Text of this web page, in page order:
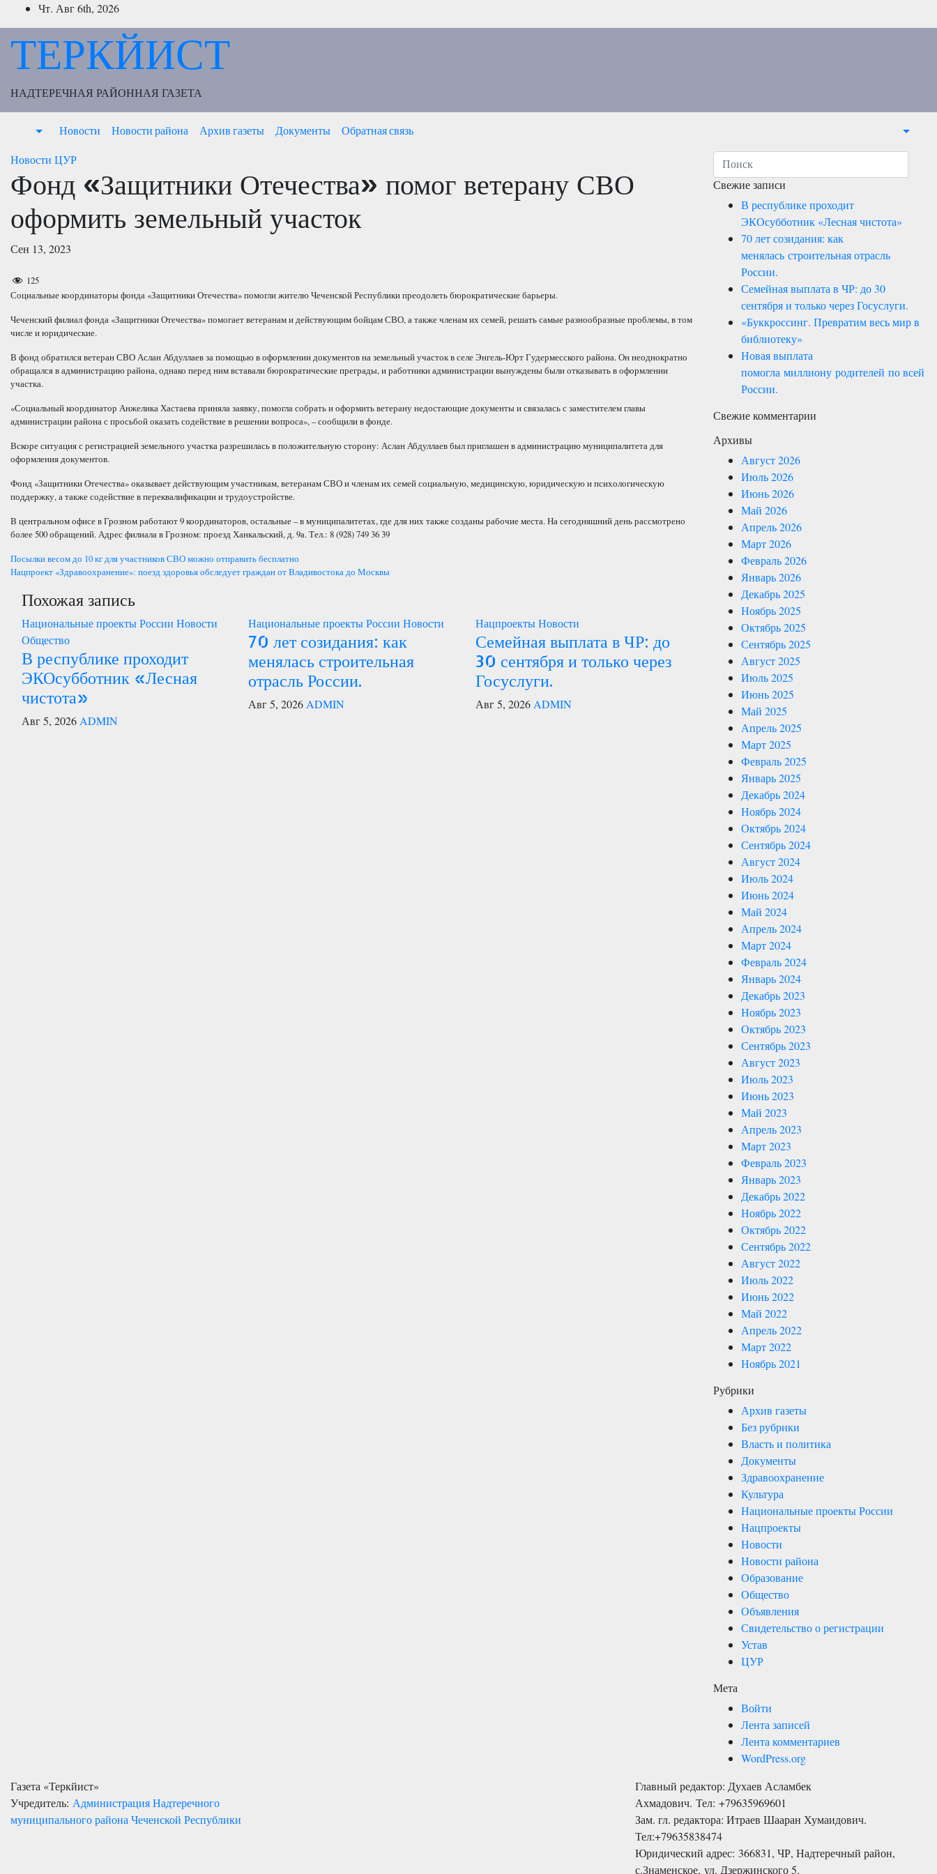
Перейти
содержимому
Чт. Авг 6th, 2026
ТЕРКЙИСТ
НАДТЕРЕЧНАЯ РАЙОННАЯ ГАЗЕТА
Новости Новости района Архив газеты Документы Обратная связь
Новости ЦУР
Фонд «Защитники Отечества» помог ветерану СВО
оформить земельный участок
Сен 13, 2023
125
Социальные координаторы фонда «Защитники Отечества» помогли жителю Чеченской Республики преодолеть бюрократические барьеры.
Чеченский филиал фонда «Защитники Отечества» помогает ветеранам и действующим бойцам СВО, а также членам их семей, решать самые разнообразные проблемы, в том
числе и юридические.
В фонд обратился ветеран СВО Аслан Абдуллаев за помощью в оформлении документов на земельный участок в селе Энгель-Юрт Гудермесского района. Он неоднократно
обращался в администрацию района, однако перед ним вставали бюрократические преграды, и работники администрации вынуждены были отказывать в оформлении
участка.
«Социальный координатор Анжелика Хастаева приняла заявку, помогла собрать и оформить ветерану недостающие документы и связалась с заместителем главы
администрации района с просьбой оказать содействие в решении вопроса», – сообщили в фонде.
Вскоре ситуация с регистрацией земельного участка разрешилась в положительную сторону: Аслан Абдуллаев был приглашен в администрацию муниципалитета для
оформления документов.
Фонд «Защитники Отечества» оказывает действующим участникам, ветеранам СВО и членам их семей социальную, медицинскую, юридическую и психологическую
поддержку, а также содействие в переквалификации и трудоустройстве.
В центральном офисе в Грозном работают 9 координаторов, остальные – в муниципалитетах, где для них также созданы рабочие места. На сегодняшний день рассмотрено
более 500 обращений. Адрес филиала в Грозном: проезд Ханкальский, д. 9а. Тел.: 8 (928) 749 36 39
Навигация
по
записям
Посылки весом до 10 кг для участников СВО можно отправить бесплатно
Нацпроект «Здравоохранение»: поезд здоровья обследует граждан от Владивостока до Москвы
Похожая запись
Национальные проекты России Новости
Общество
В республике проходит
ЭКОсубботник «Лесная
чистота»
Авг 5, 2026 ADMIN
Национальные проекты РоссииНовости
70 лет созидания: как
менялась строительная
отрасль России.
Авг 5, 2026 ADMIN
НацпроектыНовости
Семейная выплата в ЧР: до
30 сентября и только через
Госуслуги.
Авг 5, 2026 ADMIN
Свежие записи
В республике проходит
ЭКОсубботник «Лесная чистота»
70 лет созидания: как
менялась строительная отрасль
России.
Семейная выплата в ЧР: до 30
сентября и только через Госуслуги.
«Буккроссинг. Превратим весь мир в
библиотеку»
Новая выплата
помогла миллиону родителей по всей
России.
Свежие комментарии
Архивы
Август 2026
Июль 2026
Июнь 2026
Май 2026
Апрель 2026
Март 2026
Февраль 2026
Январь 2026
Декабрь 2025
Ноябрь 2025
Октябрь 2025
Сентябрь 2025
Август 2025
Июль 2025
Июнь 2025
Май 2025
Апрель 2025
Март 2025
Февраль 2025
Январь 2025
Декабрь 2024
Ноябрь 2024
Октябрь 2024
Сентябрь 2024
Август 2024
Июль 2024
Июнь 2024
Май 2024
Апрель 2024
Март 2024
Февраль 2024
Январь 2024
Декабрь 2023
Ноябрь 2023
Октябрь 2023
Сентябрь 2023
Август 2023
Июль 2023
Июнь 2023
Май 2023
Апрель 2023
Март 2023
Февраль 2023
Январь 2023
Декабрь 2022
Ноябрь 2022
Октябрь 2022
Сентябрь 2022
Август 2022
Июль 2022
Июнь 2022
Май 2022
Апрель 2022
Март 2022
Ноябрь 2021
Рубрики
Архив газеты
Без рубрики
Власть и политика
Документы
Здравоохранение
Культура
Национальные проекты России
Нацпроекты
Новости
Новости района
Образование
Общество
Объявления
Свидетельство о регистрации
Устав
ЦУР
Мета
Войти
Лента записей
Лента комментариев
WordPress.org
Газета «Теркйист»
Учредитель: Администрация Надтеречного
муниципального района Чеченской Республики
Главный редактор: Духаев Асламбек
Ахмадович. Тел: +79635969601
Зам. гл. редактора: Итраев Шааран Хумаидович.
Тел:+79635838474
Юридический адрес: 366831, ЧР, Надтеречный район,
с.Знаменское, ул. Дзержинского 5.